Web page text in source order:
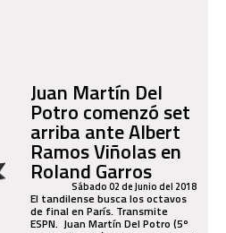
Juan Martín Del
Potro comenzó set
arriba ante Albert
Ramos Viñolas en
Roland Garros
Sábado 02 de Junio del 2018
El tandilense busca los octavos
de final en París. Transmite
ESPN. Juan Martín Del Potro (5º